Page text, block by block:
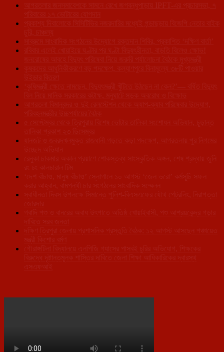
আগরতলার জনসমাবেশকে সামনে রেখে জগবন্ধুপাড়ায় IPFT-এর প্রচারসভা, ৭
পরিবারের ১৭ ভোটারের যোগদান
প্রকাশ্য দিবালোকে সিসিটিভির নজরদারির মধ্যেই গন্ডাছড়ায় বিজেপি নেতার বাইক
চুরি, চাঞ্চল্য
সাব্রুমে সাংবাদিক সংগঠনের উদ্যোগে রক্তদান শিবির, প্রকাশিত ‘দক্ষিণ বার্তা’
রবিবার এলেই খোয়াইয়ে ঘণ্টার পর ঘণ্টা বিদ্যুৎহীনতা, বাড়তি বিলেও ক্ষোভ!
জনরোষের আবহে বিদ্যুৎ পরিষেবা নিয়ে জরুরি পর্যালোচনা বৈঠকে মুখ্যমন্ত্রী
কৃষকদের আধুনিকীকরণে বড় পদক্ষেপ, কল্যাণপুরে বিনামূল্যে ৩৮টি পাওয়ার
উইডার বিতরণ
‘কৃষিমন্ত্রী ক্ষেতে নামছেন, বিদ্যুৎমন্ত্রী খুঁটিতে উঠছেন না কেন?’— বর্ধিত বিদ্যুৎ
বিল নিয়ে মানিক সরকারের কটাক্ষ, মনুঘাটে সড়ক অবরোধ ও বিক্ষোভ
আগরতলা বিমানবন্দর ও দুই রেলস্টেশন থেকে অ্যাপ-ক্যাব পরিষেবার উদ্যোগ,
পরিবহনমন্ত্রীর উচ্চপর্যায়ের বৈঠক
৫ সেপ্টেম্বর থেকে ত্রিপুরায় বিশেষ ভোটার তালিকা সংশোধন অভিযান, চূড়ান্ত
তালিকা প্রকাশ ২৩ ডিসেম্বর
যানজট ও জবরদখলমুক্ত রাজধানী গড়তে কড়া পদক্ষেপ, আগরতলায় পুর নিগমের
উচ্ছেদ অভিযান
রেনুকা চাকমার অকাল প্রয়াণে শোকস্তব্ধ সাংস্কৃতিক অঙ্গন, শেষ শ্রদ্ধায় জুনি
রং ঢং কালচারাল টিম
‘দেশ বাঁচাও, মানুষ বাঁচাও’ স্লোগানে ১০ আগস্ট ‘জেল ভরো’ কর্মসূচি সফল
করার আহ্বান, বামপন্থী চার সংগঠনের সাংবাদিক সম্মেলন
স্বাধীনতা দিবস উপলক্ষে সিমান্তে পুলিশ-বিএসএফের যৌথ পেট্রলিং, নিরাপত্তা
জোরদার
গবাদি পশু ও বানরের অবাধ উৎপাতে অতিষ্ঠ খোয়াইবাসী, পশু আশ্রয়কেন্দ্র গড়ার
দাবিতে সরব জনতা
দক্ষিণ ত্রিপুরা জেলায় প্রশাসনিক প্রস্তুতি বৈঠক: ১২ আগস্ট আসছেন পঞ্চায়েত
মন্ত্রী কিশোর বর্মণ
গৌরাঙ্গটিলা বিদ্যালয়ে এলপিজি গ্যাসের পাসবই চুরির অভিযোগ, শিক্ষকের
বিরুদ্ধে দৃষ্টান্তমূলক শাস্তির দাবিতে জেলা শিক্ষা আধিকারিকের দ্বারস্থ
এসএফআই